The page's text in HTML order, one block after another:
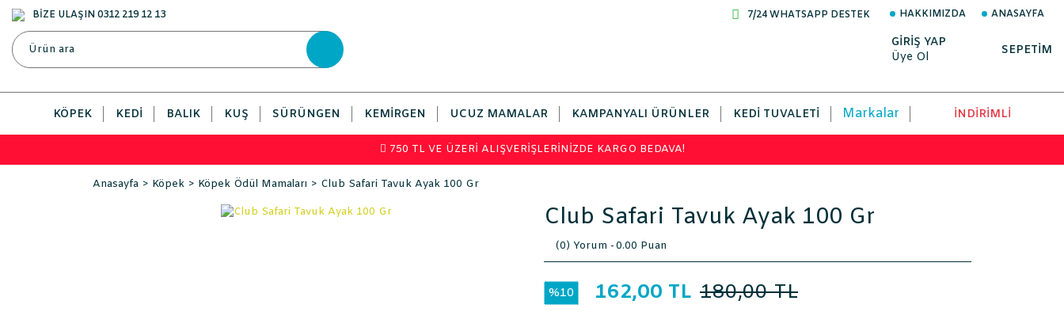
BİZE ULAŞIN 0312 219 12 13 7/24 WHATSAPP DESTEK HAKKIMIZDA ANASAYFA
GİRİŞ YAP
Üye Ol
SEPETİM
KÖPEK KEDI BALIK KUŞ SÜRÜNGEN KEMIRGEN UCUZ MAMALAR KAMPANYALI ÜRÜNLER KEDI TUVALETI Markalar İNDİRİMLİ
750 TL VE ÜZERİ ALIŞVERİŞLERİNİZDE KARGO BEDAVA!
Anasayfa Köpek Köpek Ödül Mamaları Club Safari Tavuk Ayak 100 Gr
Club Safari Tavuk Ayak 100 Gr
(0) Yorum -0.00 Puan
%10 162,00 TL 180,00 TL